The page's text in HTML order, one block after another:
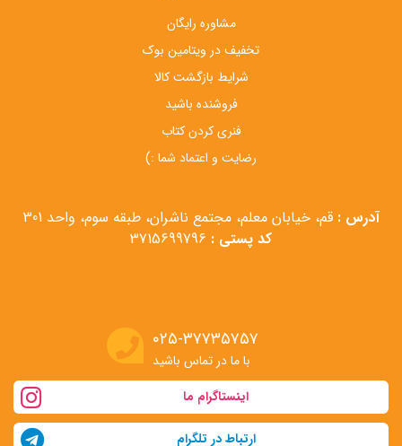
مشاوره رایگان
تخفیف در ویتامین بوک
شرایط بازگشت کالا
فروشنده باشید
فنری کردن کتاب
رضایت و اعتماد شما :)
آدرس : قم، خیابان معلم، مجتمع ناشران، طبقه سوم، واحد 301
کد پستی :
۰۲۵-۳۷۷۳۵۷۵۷
با ما در تماس باشید
اینستاگرام ما
ارتباط در تلگرام